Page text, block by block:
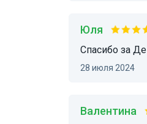
Юля
Спасибо за
28 июля 2024
Валентина